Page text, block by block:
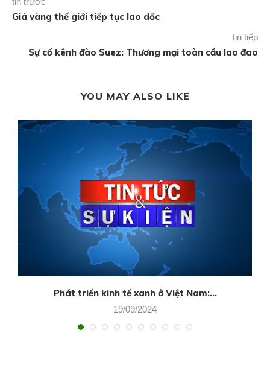
Giá vàng thế giới tiếp tục lao dốc
tin tiếp
Sự cố kênh đào Suez: Thương mại toàn cầu lao đao
YOU MAY ALSO LIKE
Phát triển kinh tế xanh ở Việt Nam:...
19/09/2024